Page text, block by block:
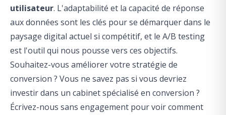
utilisateur. L'adaptabilité et la capacité de réponse
aux données sont les clés pour se démarquer dans le
paysage digital actuel si compétitif, et le A/B testing
est l'outil qui nous pousse vers ces objectifs.
Souhaitez-vous améliorer votre stratégie de
conversion ? Vous ne savez pas si vous devriez
investir dans un cabinet spécialisé en conversion ?
Écrivez-nous sans engagement pour voir comment